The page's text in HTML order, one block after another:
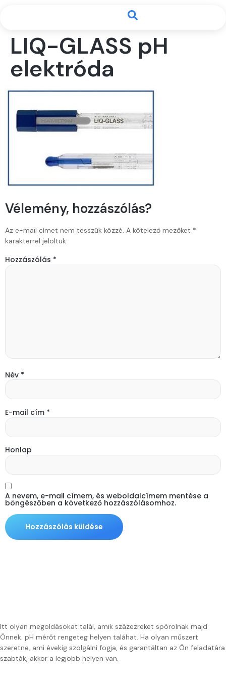
LIQ-GLASS pH
elektróda
Vélemény, hozzászólás?
Az e-mail címet nem tesszük közzé. A kötelező mezőket *
karakterrel jelöltük
Hozzászólás *
Név *
E-mail cím *
Honlap
A nevem, e-mail címem, és weboldalcímem mentése a
böngészőben a következő hozzászólásomhoz.
Itt olyan megoldásokat talál, amik százezreket spórolnak majd
Önnek. pH mérőt rengeteg helyen taláhat. Ha olyan műszert
szeretne, ami évekig szolgálni fogja, és garantáltan az Ön feladatára
szabták, akkor a legjobb helyen van.